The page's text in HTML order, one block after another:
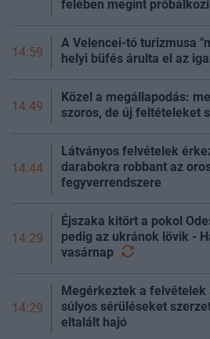
felében megint
14:59
A Velencei-tó turizmusa
helyi büfés árulta el az
14:49
Közel a megállapodás:
szoros, de új feltételeket
14:44
Látványos felvételek
darabokra robbant az
fegyverrendszere
14:29
Éjszaka kitört a pokol
pedig az ukránok lövik -
vasárnap
14:29
Megérkeztek a felvételek
súlyos sérüléseket
eltalált hajó